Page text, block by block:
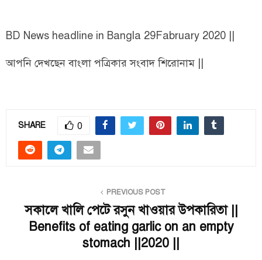
BD News headline in Bangla 29Fabruary 2020 ||
আপনি দেখছেন বাংলা পত্রিকার সংবাদ শিরোনাম ||
SHARE 0
PREVIOUS POST
সকালে খালি পেটে রসুন খাওয়ার উপকারিতা ||
Benefits of eating garlic on an empty
stomach ||2020 ||